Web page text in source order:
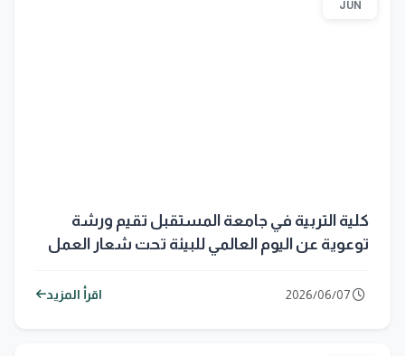
JUN
كلية التربية في جامعة المستقبل تقيم ورشة
توعوية عن اليوم العالمي للبيئة تحت شعار العمل
اقرأ المزيد